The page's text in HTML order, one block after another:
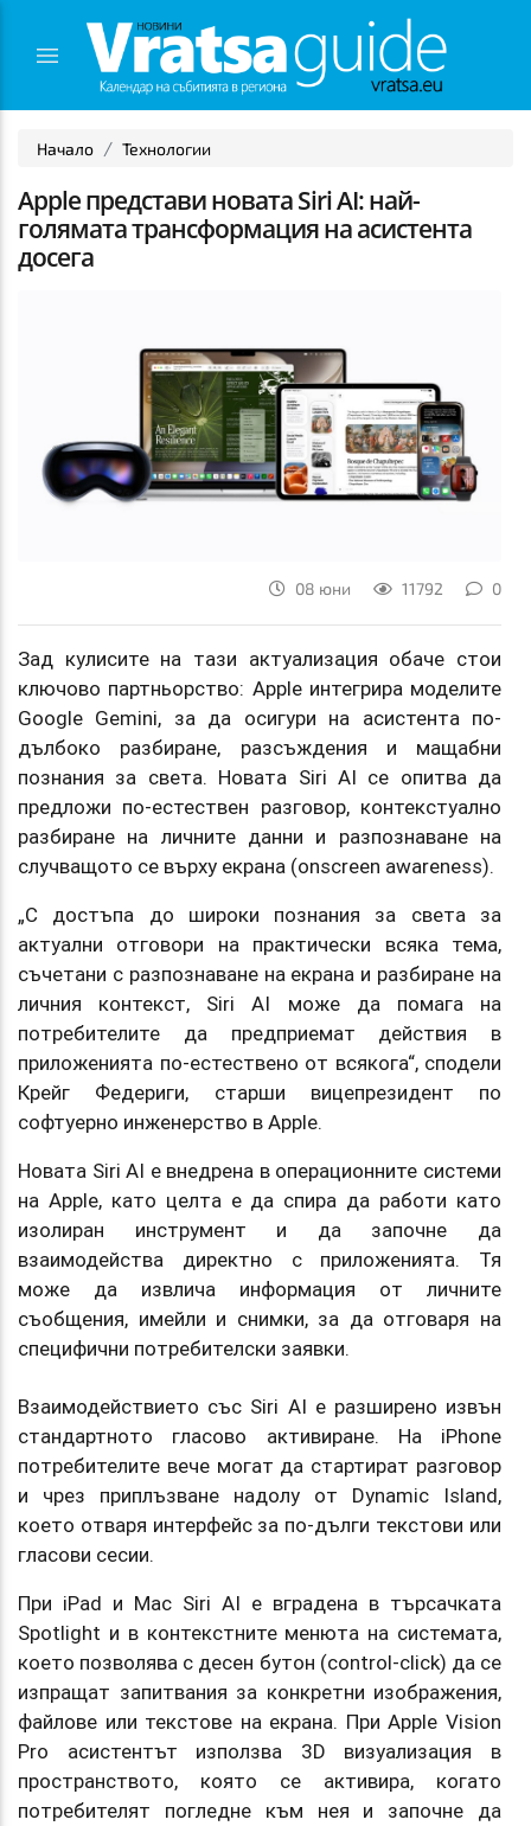
Начало Технологии
Apple представи новата Siri AI: най-
голямата трансформация на асистента
досега
08 юни 11792 0
Зад кулисите на тази актуализация обаче стои
ключово партньорство: Apple интегрира моделите
Google Gemini, за да осигури на асистента по-
дълбоко разбиране, разсъждения и мащабни
познания за света. Новата Siri AI се опитва да
предложи по-естествен разговор, контекстуално
разбиране на личните данни и разпознаване на
случващото се върху екрана (onscreen awareness).
„С достъпа до широки познания за света за
актуални отговори на практически всяка тема,
съчетани с разпознаване на екрана и разбиране на
личния контекст, Siri AI може да помага на
потребителите да предприемат действия в
приложенията по-естествено от всякога“, сподели
Крейг Федериги, старши вицепрезидент по
софтуерно инженерство в Apple.
Новата Siri AI е внедрена в операционните системи
на Apple, като целта е да спира да работи като
изолиран инструмент и да започне да
взаимодейства директно с приложенията. Тя
може да извлича информация от личните
съобщения, имейли и снимки, за да отговаря на
специфични потребителски заявки.
Взаимодействието със Siri AI е разширено извън
стандартното гласово активиране. На iPhone
потребителите вече могат да стартират разговор
и чрез приплъзване надолу от Dynamic Island,
което отваря интерфейс за по-дълги текстови или
гласови сесии.
При iPad и Mac Siri AI е вградена в търсачката
Spotlight и в контекстните менюта на системата,
което позволява с десен бутон (control-click) да се
изпращат запитвания за конкретни изображения,
файлове или текстове на екрана. При Apple Vision
Pro асистентът използва 3D визуализация в
пространството, която се активира, когато
потребителят погледне към нея и започне да